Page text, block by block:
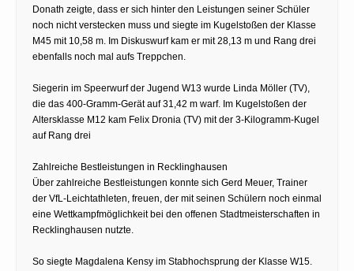
Donath zeigte, dass er sich hinter den Leistungen seiner Schüler
noch nicht verstecken muss und siegte im Kugelstoßen der Klasse
M45 mit 10,58 m. Im Diskuswurf kam er mit 28,13 m und Rang drei
ebenfalls noch mal aufs Treppchen.
Siegerin im Speerwurf der Jugend W13 wurde Linda Möller (TV),
die das 400-Gramm-Gerät auf 31,42 m warf. Im Kugelstoßen der
Altersklasse M12 kam Felix Dronia (TV) mit der 3-Kilogramm-Kugel
auf Rang drei
Zahlreiche Bestleistungen in Recklinghausen
Über zahlreiche Bestleistungen konnte sich Gerd Meuer, Trainer
der VfL-Leichtathleten, freuen, der mit seinen Schülern noch einmal
eine Wettkampfmöglichkeit bei den offenen Stadtmeisterschaften in
Recklinghausen nutzte.
So siegte Magdalena Kensy im Stabhochsprung der Klasse W15.